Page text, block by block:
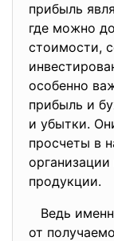
прибыль
где можно
стоимости,
особенно
прибыль и
и убытки.
просчеты в
продукции.
Ведь
от